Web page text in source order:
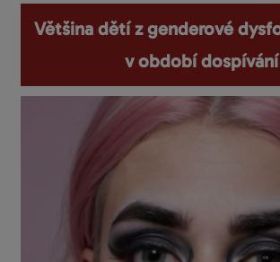
Většina dětí z genderové
v období dospívání